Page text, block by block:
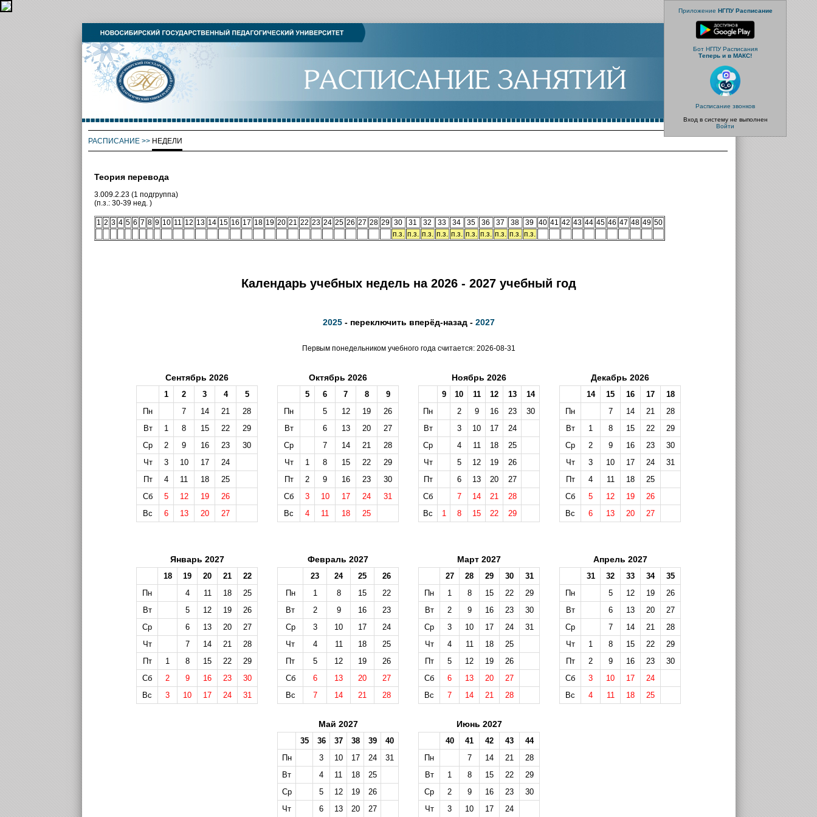
Приложение НГПУ Расписание
Бот НГПУ Расписания
Теперь и в МАКС!
Расписание звонков
Вход в систему не выполнен
Войти
РАСПИСАНИЕ>> НЕДЕЛИ
Теория перевода
3.009.2.23 (1 подгруппа)
(п.з.: 30-39 нед. )
1 2 3 4 5 6 7 8 9 10 11 12 13 14 15 16 17 18 19 20 21 22 23 24 25 26 27 28 29 30 31 32 33 34 35 36 37 38 39 40 41 42 43 44 45 46 47 48 49 50
п.з. п.з. п.з. п.з. п.з. п.з. п.з. п.з. п.з. п.з.
Календарь учебных недель на 2026 - 2027 учебный год
2025- переключить вперёд-назад - 2027
Первым понедельником учебного года считается: 2026-08-31
Сентябрь 2026
1 2 3 4
5
Пн
7 14 21
28
Вт
1 8 15 22
29
Ср
2 9 16 23
30
Чт
3 10 17
24
Пт
4 11 18
25
Сб
5 12 19
26
Вс
6 13 20 27
Октябрь 2026
5 6 7 8
9
Пн
5 12 19
26
Вт
6 13 20
27
Ср
7 14 21
28
Чт
1 8 15 22
29
Пт
2 9 16 23
30
Сб
3 10 17 24
31
Вс
4 11 18 25
Ноябрь 2026
9 10 11 12 13
14
Пн
2 9 16 23
30
Вт
3 10 17
24
Ср
4 11 18
25
Чт
5 12 19
26
Пт
6 13 20
27
Сб
7 14 21
28
Вс
1 8 15 22 29
Декабрь 2026
14 15 16 17
18
Пн
7 14 21
28
Вт
1 8 15 22
29
Ср
2 9 16 23
30
Чт
3 10 17 24
31
Пт
4 11 18
25
Сб
5 12 19
26
Вс
6 13 20 27
Январь 2027
18 19 20 21
22
Пн
4 11 18
25
Вт
5 12 19
26
Ср
6 13 20
27
Чт
7 14 21
28
Пт
1 8 15 22
29
Сб
2 9 16 23
30
Вс
3 10 17 24 31
Февраль 2027
23 24 25
26
Пн
1 8 15
22
Вт
2 9 16
23
Ср
3 10 17
24
Чт
4 11 18
25
Пт
5 12 19
26
Сб
6 13 20
27
Вс
7 14 21 28
Март 2027
27 28 29 30
31
Пн
1 8 15 22
29
Вт
2 9 16 23
30
Ср
3 10 17 24
31
Чт
4 11 18
25
Пт
5 12 19
26
Сб
6 13 20
27
Вс
7 14 21 28
Апрель 2027
31 32 33 34
35
Пн
5 12 19
26
Вт
6 13 20
27
Ср
7 14 21
28
Чт
1 8 15 22
29
Пт
2 9 16 23
30
Сб
3 10 17
24
Вс
4 11 18 25
Май 2027
35 36 37 38 39
40
Пн
3 10 17 24
31
Вт
4 11 18
25
Ср
5 12 19
26
Чт
6 13 20 27
Июнь 2027
40 41 42 43
44
Пн
7 14 21
28
Вт
1 8 15 22
29
Ср
2 9 16 23
30
Чт
3 10 17 24